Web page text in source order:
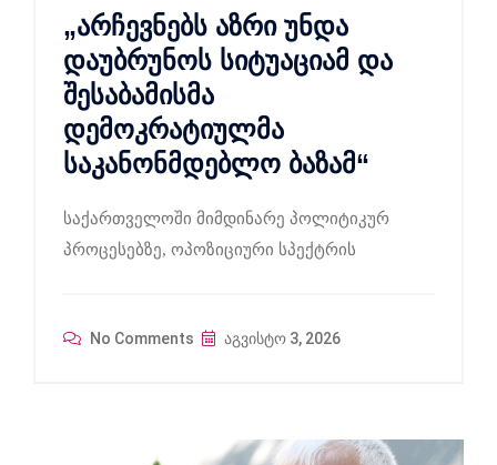
„არჩევნებს აზრი უნდა
დაუბრუნოს სიტუაციამ და
შესაბამისმა
დემოკრატიულმა
საკანონმდებლო ბაზამ“
საქართველოში მიმდინარე პოლიტიკურ
პროცესებზე, ოპოზიციური სპექტრის
No Comments აგვისტო 3, 2026